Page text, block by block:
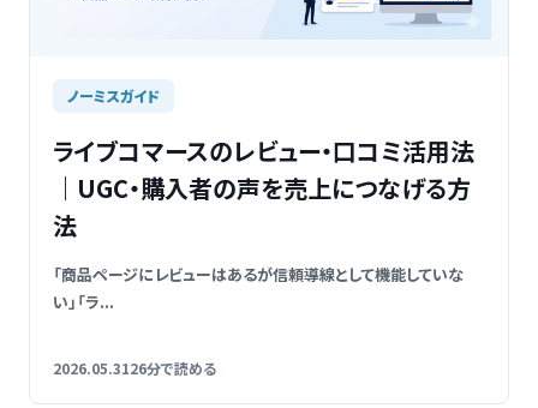
ノーミスガイド
ライブコマースのレビュー・口コミ活用法
｜UGC・購入者の声を売上につなげる方
法
「商品ページにレビューはあるが信頼導線として機能していな
い」「ラ...
2026.05.3126分で読める